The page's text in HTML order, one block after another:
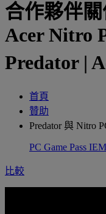
合作夥伴
Acer Nitro
Predator |
首頁
贊助
Predator 與 Nitro
PC Game Pass IEM
比較